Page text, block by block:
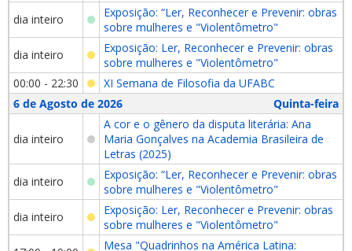
dia inteiro
Exposição: “Ler, Reconhecer e Prevenir: obras
sobre mulheres e "Violentômetro"
dia inteiro
Exposição: Ler, Reconhecer e Prevenir: obras
sobre mulheres e "Violentômetro"
00:00 - 22:30
XI Semana de Filosofia da UFABC
6 de Agosto de 2026
Quinta-feira
dia inteiro
A cor e o gênero da disputa literária: Ana
Maria Gonçalves na Academia Brasileira de
Letras (2025)
dia inteiro
Exposição: “Ler, Reconhecer e Prevenir: obras
sobre mulheres e "Violentômetro"
dia inteiro
Exposição: Ler, Reconhecer e Prevenir: obras
sobre mulheres e "Violentômetro"
Mesa "Quadrinhos na América Latina: